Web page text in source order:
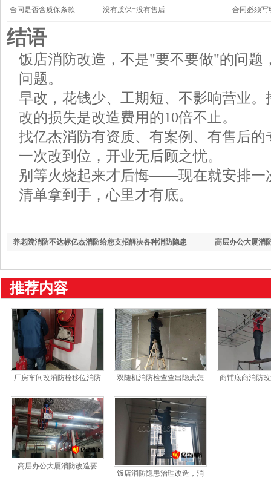
合同是否含质保条款 没有质保=没有售后 合同必须写
结语
饭店消防改造，不是"要不要做"的问题
问题。
早改，花钱少、工期短、不影响营业
改的损失是改造费用的10倍不止。
找亿杰消防有资质、有案例、有售后
一次改到位，开业无后顾之忧。
别等火烧起来才后悔——现在就安排一
清单拿到手，心里才有底。
高层办公大厦消
养老院消防不达标亿杰消防给您支招解决各种消防隐患
推荐内容
厂房车间改消防栓移位消防
双随机消防检查查出隐患怎
造整改*靠谱
商铺底商消防
高层办公大厦消防改造要
饭店消防隐患治理改造，消